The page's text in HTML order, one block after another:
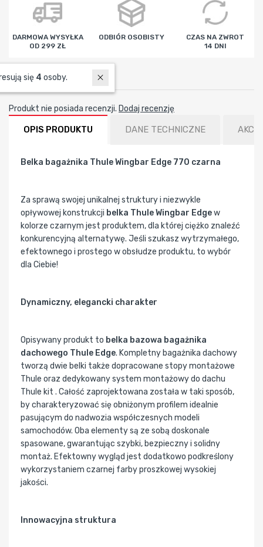
godz min
DARMOWA WYSYŁKA
OD 299 ZŁ
ODBIÓR OSOBISTY
CZAS NA ZWROT
14 DNI
Recenzje
Produkt nie posiada recenzji. Dodaj recenzję
OPIS PRODUKTU DANE TECHNICZNE
Belka bagażnika Thule Wingbar Edge 770 czarna
Za sprawą swojej unikalnej struktury i niezwykle
opływowej konstrukcji belka Thule Wingbar Edgew
kolorze czarnym jest produktem, dla której ciężko znaleźć
konkurencyjną alternatywę. Jeśli szukasz wytrzymałego,
efektownego i prostego w obsłudze produktu, to wybór
dla Ciebie!
Dynamiczny, elegancki charakter
Opisywany produkt to belka bazowa bagażnika
dachowego Thule Edge. Kompletny bagażnika dachowy
tworzą dwie belki także dopracowane stopy montażowe
Thule oraz dedykowany system montażowy do dachu
Thule kit . Całość zaprojektowana została w taki sposób,
by charakteryzować się obniżonym profilem idealnie
pasującym do nadwozia współczesnych modeli
samochodów. Oba elementy są ze sobą doskonale
spasowane, gwarantując szybki, bezpieczny i solidny
montaż. Efektowny wygląd jest dodatkowo podkreślony
wykorzystaniem czarnej farby proszkowej wysokiej
jakości.
Innowacyjna struktura
W ostatnich 7 dniach produktem interesują się